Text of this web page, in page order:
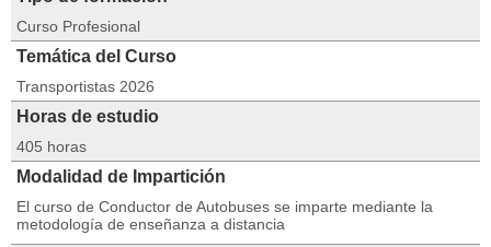
Curso Profesional
Temática del Curso
Transportistas 2026
Horas de estudio
405 horas
Modalidad de Impartición
El curso de Conductor de Autobuses se imparte mediante la
metodología de enseñanza a distancia